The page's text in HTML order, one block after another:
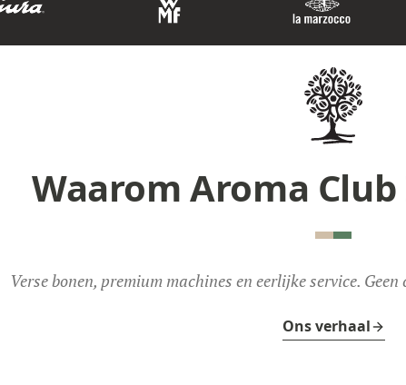
Waarom Aroma
Verse bonen, premium machines en eerlijke service.
Ons verhaal